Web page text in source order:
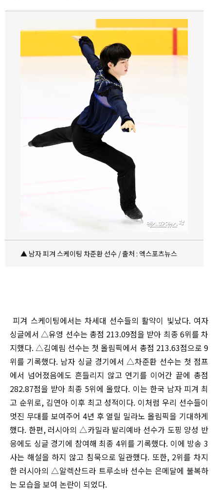
▲ 남자 피겨 스케이팅 차준환 선수 / 출처 : 엑스포츠뉴스
피겨 스케이팅에서는 차세대 선수들의 활약이 빛났다. 여자
싱글에서 △유영 선수는 총점 213.09점을 받아 최종 6위를 차
지했다. △김예림 선수는 첫 올림픽에서 총점 213.63점으로 9
위를 기록했다. 남자 싱글 경기에서 △차준환 선수는 첫 점프
에서 넘어졌음에도 흔들리지 않고 연기를 이어간 끝에 총점
282.87점을 받아 최종 5위에 올랐다. 이는 한국 남자 피겨 최
고 순위로, 김연아 이후 최고 성적이다. 이처럼 우리 선수들이
멋진 무대를 보여주어 4년 후 열릴 밀라노 올림픽을 기대하게
했다. 한편, 러시아의 △카밀라 발리예바 선수가 도핑 양성 반
응에도 싱글 경기에 참여해 최종 4위를 기록했다. 이에 방송 3
사는 해설을 하지 않고 침묵으로 일관했다. 또한, 2위를 차지
한 러시아의 △알렉산드라 트루소바 선수는 은메달에 불복하
는 모습을 보여 논란이 되었다.